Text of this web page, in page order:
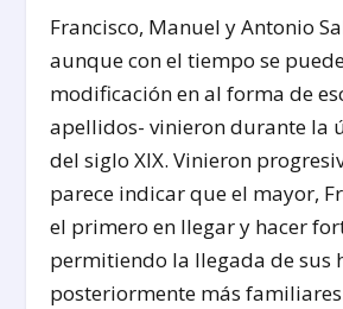
Francisco, Manuel y Antonio
aunque con el tiempo se
modificación en al forma de
apellidos- vinieron durante la
del siglo XIX. Vinieron
parece indicar que el mayor,
el primero en llegar y hacer
permitiendo la llegada de sus
posteriormente más